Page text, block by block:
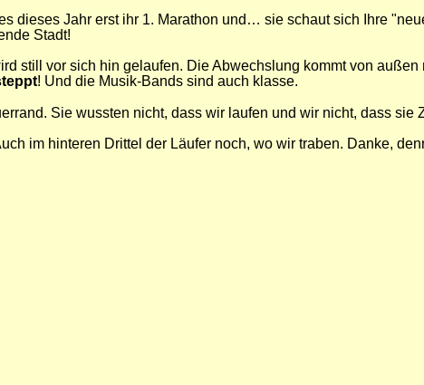
dieses Jahr erst ihr 1. Marathon und… sie schaut sich Ihre
Stadt!
still vor sich hin gelaufen. Die Abwechslung kommt von
! Und die Musik-Bands sind auch klasse.
Sie wussten nicht, dass wir laufen und wir nicht, dass sie
im hinteren Drittel der Läufer noch, wo wir traben. Danke,